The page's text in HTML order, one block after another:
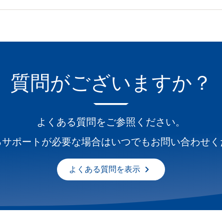
質問がございますか？
よくある質問をご参照ください。
ポートが必要な場合はいつでもお問い合わせ
よくある質問を表示